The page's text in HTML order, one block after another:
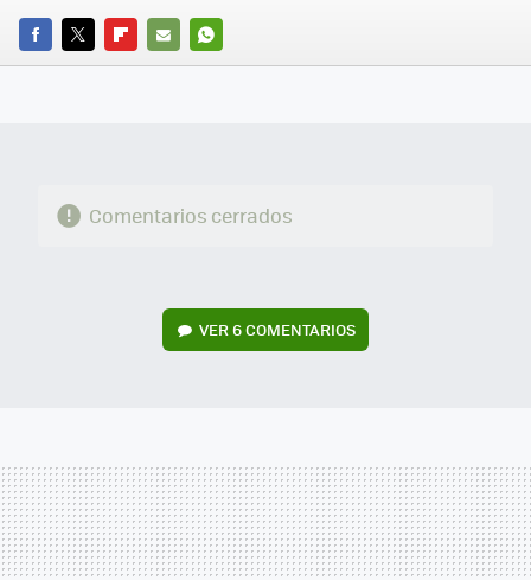
FACEBOOK
TWITTERFLIPBOARD
E-
WHATSAPP
Comentarios cerrados
VER6 COMENTARIOS